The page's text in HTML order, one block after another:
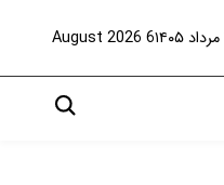
6 August 2026